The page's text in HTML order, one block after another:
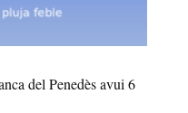
del Penedès avui 6